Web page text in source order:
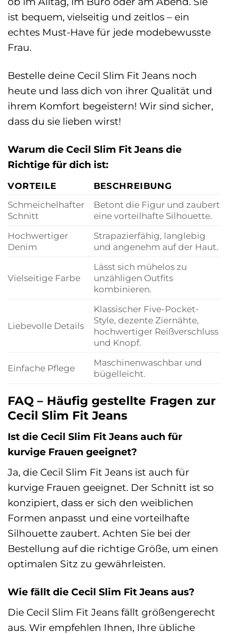
ist bequem, vielseitig und zeitlos – ein
echtes Must-Have für jede modebewusste
Frau.
Bestelle deine Cecil Slim Fit Jeans noch
heute und lass dich von ihrer Qualität und
ihrem Komfort begeistern! Wir sind sicher,
dass du sie lieben wirst!
Warum die Cecil Slim Fit Jeans die
Richtige für dich ist:
VORTEILE
BESCHREIBUNG
Schmeichelhafter
Schnitt
Betont die Figur und zaubert
eine vorteilhafte Silhouette.
Hochwertiger
Denim
Strapazierfähig, langlebig
und angenehm auf der Haut.
Vielseitige Farbe
Lässt sich mühelos zu
unzähligen Outfits
kombinieren.
Liebevolle Details
Klassischer Five-Pocket-
Style, dezente Ziernähte,
hochwertiger Reißverschluss
und Knopf.
Einfache Pflege
Maschinenwaschbar und
bügelleicht.
FAQ – Häufig gestellte Fragen zur
Cecil Slim Fit Jeans
Ist die Cecil Slim Fit Jeans auch für
kurvige Frauen geeignet?
Ja, die Cecil Slim Fit Jeans ist auch für
kurvige Frauen geeignet. Der Schnitt ist so
konzipiert, dass er sich den weiblichen
Formen anpasst und eine vorteilhafte
Silhouette zaubert. Achten Sie bei der
Bestellung auf die richtige Größe, um einen
optimalen Sitz zu gewährleisten.
Wie fällt die Cecil Slim Fit Jeans aus?
Die Cecil Slim Fit Jeans fällt größengerecht
aus. Wir empfehlen Ihnen, Ihre übliche